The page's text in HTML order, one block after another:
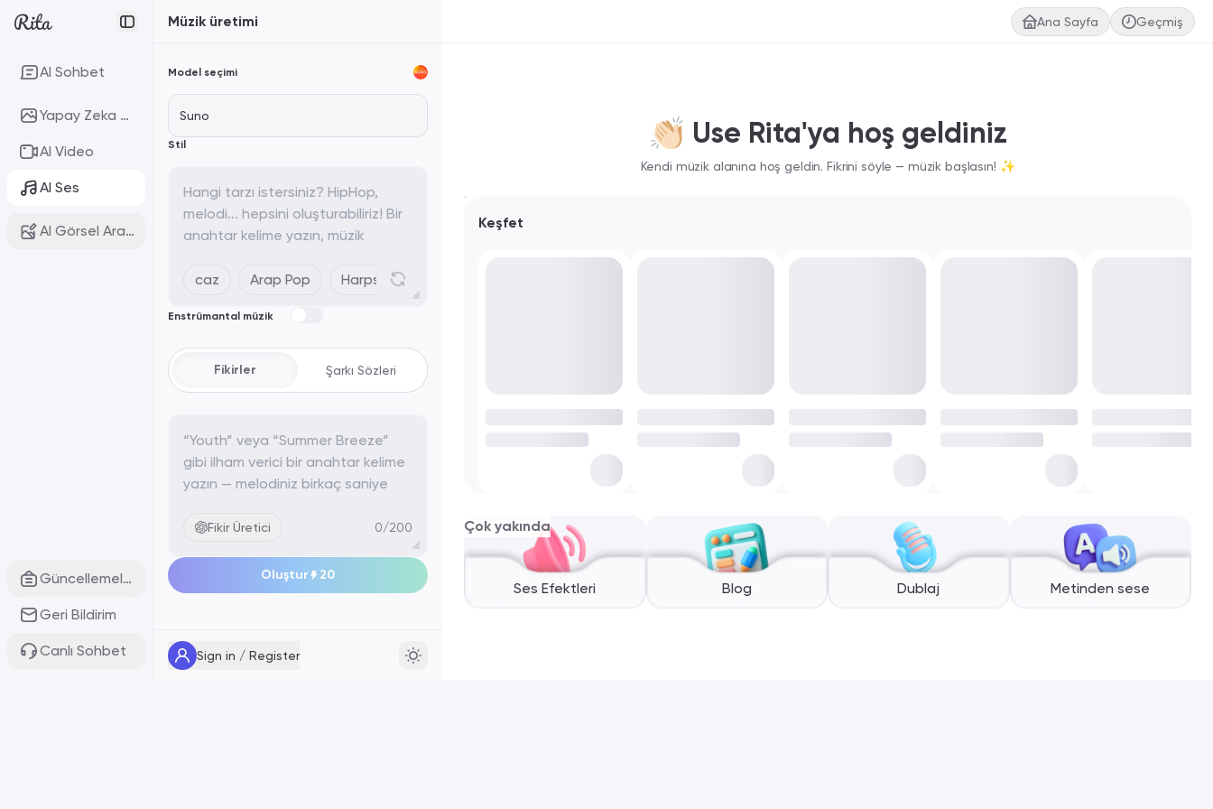
AI Sohbet
Yapay Zeka Sanatı
AI Video
AI Ses
AI Görsel Araçları
Güncellemeler
Geri Bildirim
Canlı Sohbet
Müzik üretimi
Model seçimi
Suno
Stil
caz Arap Pop Harpsichord Doo-wop
Enstrümantal müzik
Fikirler Şarkı Sözleri
Fikir Üretici 0/200
Oluştur 20
Sign in / Register
Ana Sayfa Geçmiş
👏🏻 Use Rita'ya hoş geldiniz
Kendi müzik alanına hoş geldin. Fikrini söyle — müzik başlasın! ✨
Keşfet
Ses Efektleri Blog Dublaj Metinden sese
Çok yakında